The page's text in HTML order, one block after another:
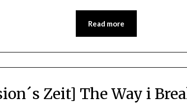
Read more
Zeit] The Way i